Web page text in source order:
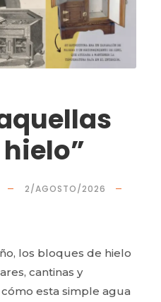
2/AGOSTO/2026
los bloques de hielo
cantinas y
esta simple agua